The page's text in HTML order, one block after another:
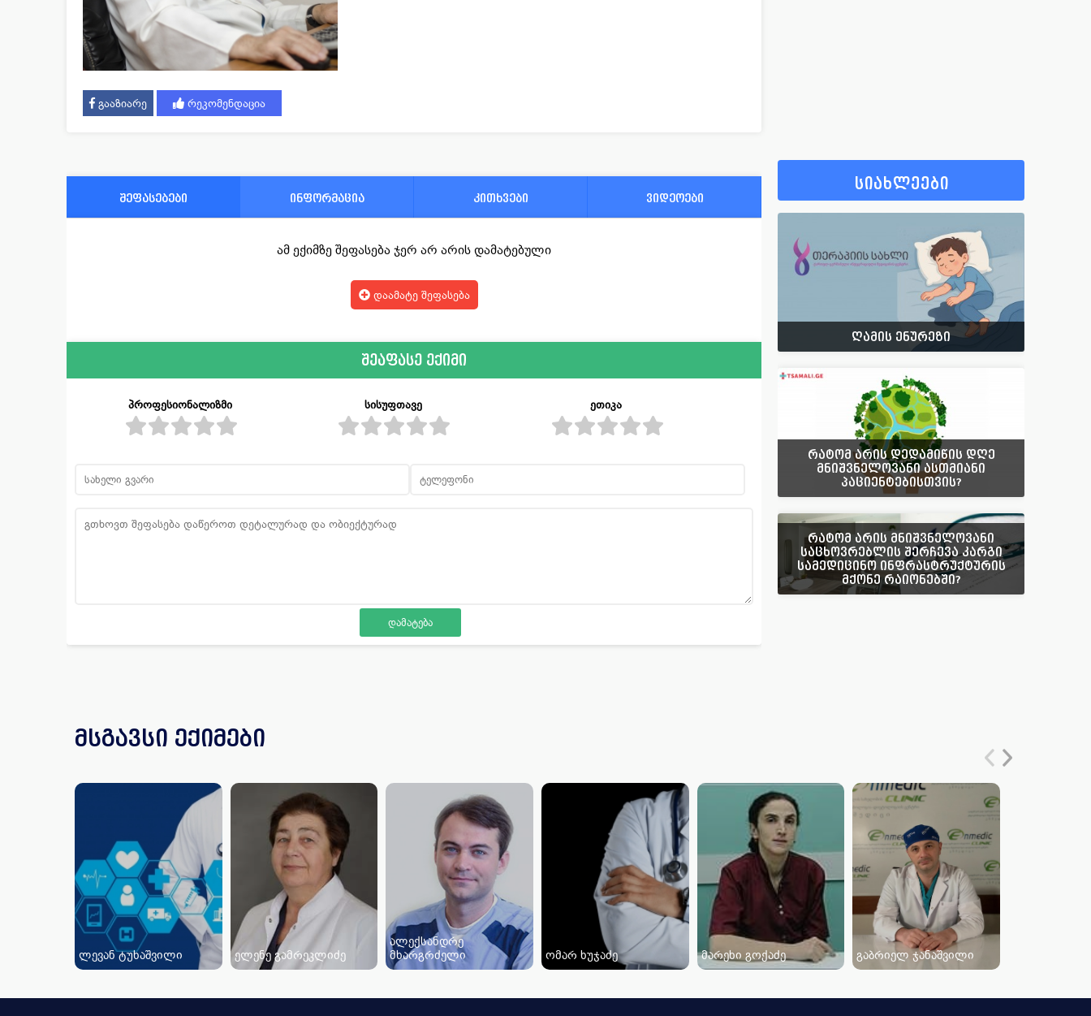
გააზიარე რეკომენდაცია
შეფასებები ინფორმაცია კითხვები ვიდეოები
ამ ექიმზე შეფასება ჯერ არ არის დამატებული
დაამატე შეფასება
შეაფასე ექიმი
პროფესიონალიზმი სისუფთავე ეთიკა
სიახლეები
ღამის ენურეზი
რატომ არის დედამიწის დღე
მნიშვნელოვანი ასთმიანი
პაციენტებისთვის?
რატომ არის მნიშვნელოვანი
საცხოვრებლის შერჩევა კარგი
სამედიცინო ინფრასტრუქტურის
მქონე რაიონებში?
მსგავსი ექიმები
ლევან ტუხაშვილი ელენე გამრეკლიძე
ალექსანდრე
მხარგრძელი
ომარ ხუჯაძე მარეხი გოქაძე გაბრიელ ჯანაშვილი